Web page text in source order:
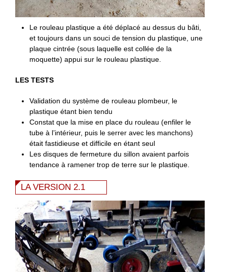
Le rouleau plastique a été déplacé au dessus du bâti,
et toujours dans un souci de tension du plastique, une
plaque cintrée (sous laquelle est collée de la
moquette) appui sur le rouleau plastique.
LES TESTS
Validation du système de rouleau plombeur, le
plastique étant bien tendu
Constat que la mise en place du rouleau (enfiler le
tube à l’intérieur, puis le serrer avec les manchons)
était fastidieuse et difficile en étant seul
Les disques de fermeture du sillon avaient parfois
tendance à ramener trop de terre sur le plastique.
LA VERSION 2.1